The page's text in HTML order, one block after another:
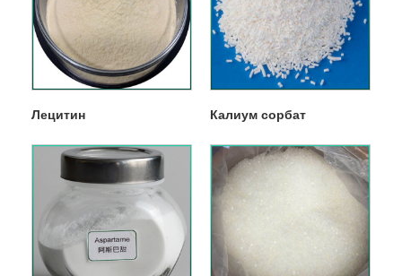
Лецитин Калиум сорбат